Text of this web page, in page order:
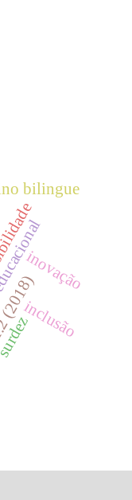
inovação
inclusão
bilingue